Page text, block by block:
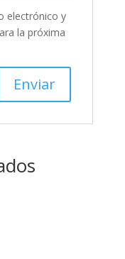
electrónico y
la próxima